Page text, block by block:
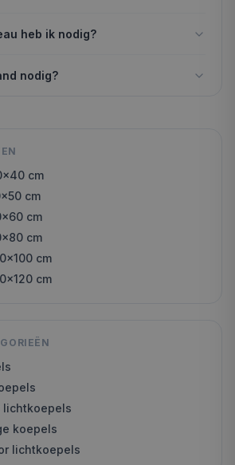
heb ik nodig?
nodig?
cm
cm
cm
cm
cm
cm
lichtkoepels
koepels
lichtkoepels